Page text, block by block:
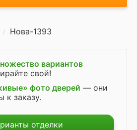
Нова-1393
вариантов
свой!
фото дверей — они
к заказу.
отделки